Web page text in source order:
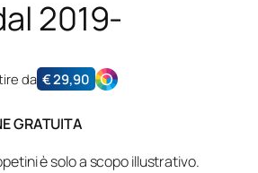
2019-
da €29,90
GRATUITA
è solo a scopo illustrativo.